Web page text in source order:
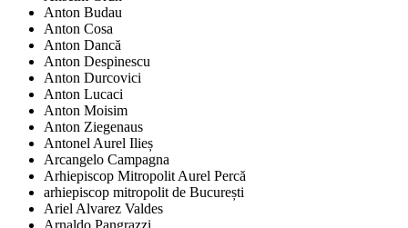
Anton Budau
Anton Cosa
Anton Dancă
Anton Despinescu
Anton Durcovici
Anton Lucaci
Anton Moisim
Anton Ziegenaus
Antonel Aurel Ilieș
Arcangelo Campagna
Arhiepiscop Mitropolit Aurel Percă
arhiepiscop mitropolit de București
Ariel Alvarez Valdes